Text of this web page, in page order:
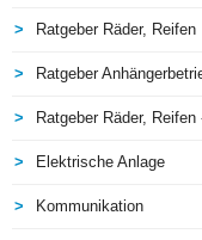
Ratgeber Räder, Reifen
Ratgeber
Ratgeber Räder,
Elektrische Anlage
Kommunikation